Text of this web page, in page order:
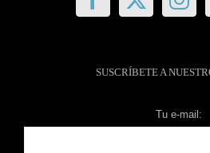
SUSCRÍBETE A
Tu e-mail: